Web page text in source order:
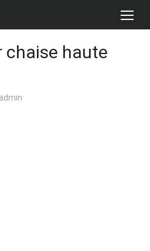
chaise haute
Author
admin